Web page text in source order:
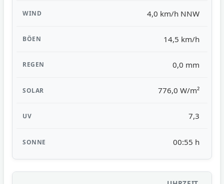
4,0 km/h NNW
14,5 km/h
0,0 mm
776,0 W/m²
7,3
00:55 h